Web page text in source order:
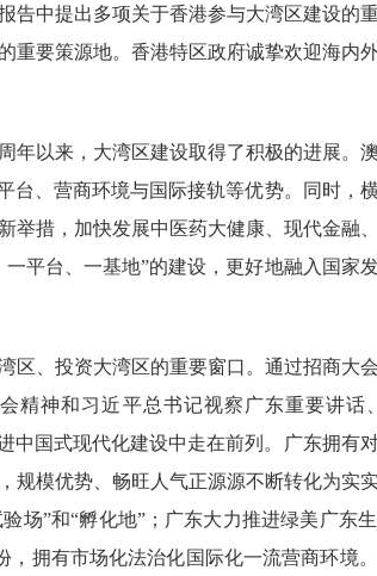
告中提出多项关于香港参与大湾区建设的
要策源地。香港特区政府诚挚欢迎海内
以来，大湾区建设取得了积极的进展。
、营商环境与国际接轨等优势。同时，
措，加快发展中医药大健康、现代金融
平台、一基地”的建设，更好地融入国家
、投资大湾区的重要窗口。通过招商大
精神和习近平总书记视察广东重要讲话
中国式现代化建设中走在前列。广东拥有
模优势、畅旺人气正源源不断转化为实
场”和“孵化地”；广东大力推进绿美广东
拥有市场化法治化国际化一流营商环境